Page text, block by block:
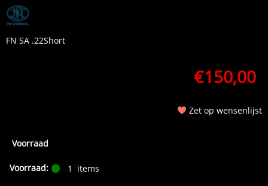
FN SA .22Short
€150,00
Zet op wensenlijst
Voorraad
Voorraad: 1 items